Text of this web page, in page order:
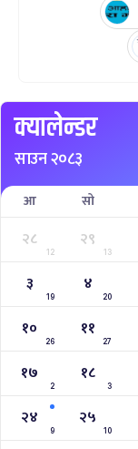
क्यालेन्डर
साउन २०८३
आ सो
२८
12
२९
13
३
19
४
20
१०
26
११
27
१७
2
१८
3
२४
9
२५
10